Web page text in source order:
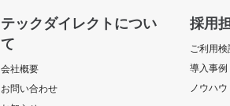
テックダイレクトについ
て
会社概要
お問い合わせ
採用
ご利用
導入事例
ノウハウ